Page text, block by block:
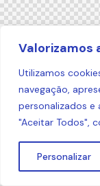
Valorizamos
Utilizamos
navegação,
personalizados e
"Aceitar Todos",
Personalizar